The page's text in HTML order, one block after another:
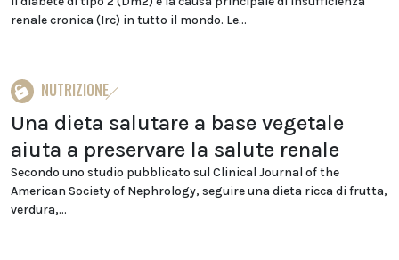
renale cronica (Irc) in tutto il mondo. Le...
NUTRIZIONE
Una dieta salutare a base vegetale
aiuta a preservare la salute renale
Secondo uno studio pubblicato sul Clinical Journal of the
American Society of Nephrology, seguire una dieta ricca di frutta,
verdura,...